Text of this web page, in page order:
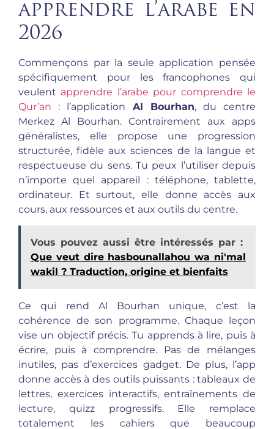
apprendre l’arabe en
2026
Commençons par la seule application pensée
spécifiquement pour les francophones qui
veulent apprendre l’arabe pour comprendre le
Qur’an : l’application Al Bourhan, du centre
Merkez Al Bourhan. Contrairement aux apps
généralistes, elle propose une progression
structurée, fidèle aux sciences de la langue et
respectueuse du sens. Tu peux l’utiliser depuis
n’importe quel appareil : téléphone, tablette,
ordinateur. Et surtout, elle donne accès aux
cours, aux ressources et aux outils du centre.
Vous pouvez aussi être intéressés par :
Que veut dire hasbounallahou wa ni'mal
wakil ? Traduction, origine et bienfaits
Ce qui rend Al Bourhan unique, c’est la
cohérence de son programme. Chaque leçon
vise un objectif précis. Tu apprends à lire, puis à
écrire, puis à comprendre. Pas de mélanges
inutiles, pas d’exercices gadget. De plus, l’app
donne accès à des outils puissants : tableaux de
lettres, exercices interactifs, entraînements de
lecture, quizz progressifs. Elle remplace
totalement les cahiers que beaucoup